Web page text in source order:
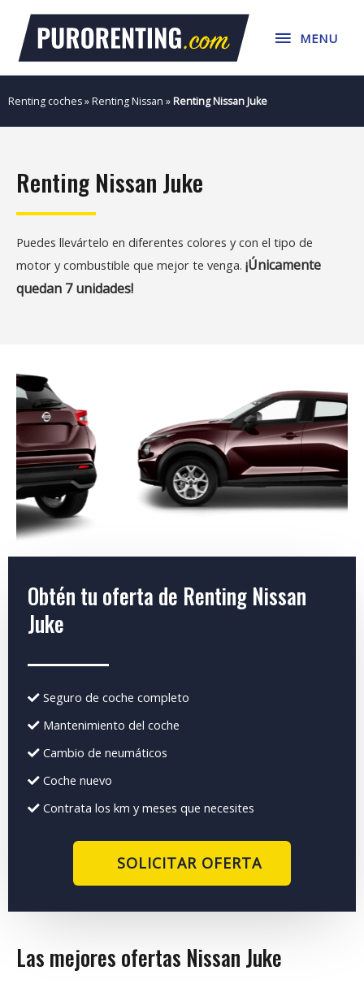
contenido
MENU
MENU
Renting coches»Renting Nissan »Renting Nissan Juke
Renting Nissan Juke
Puedes llevártelo en diferentes colores y con el tipo de
motor y combustible que mejor te venga. ¡Únicamente
quedan 7 unidades!
Obtén tu oferta de Renting Nissan
Juke
Seguro de coche completo
Mantenimiento del coche
Cambio de neumáticos
Coche nuevo
Contrata los km y meses que necesites
SOLICITAR OFERTA
Las mejores ofertas Nissan Juke